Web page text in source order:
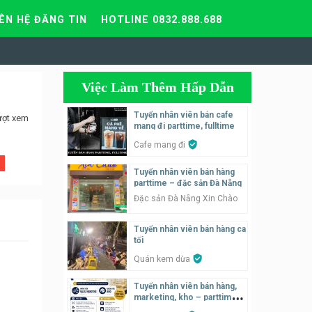
HỆ ĐĂNG TIN HOTLINE 0832.888.688
xem
Việc Làm Thêm Hấp Dẫn
Tuyển nhân viên bán cafe
mang đi parttime, fulltime
Cafe mang đi
Tuyển nhân viên bán hàng
parttime – đặc sản Đà Nẵng
Đặc sản Đà Nẵng Xin Chào
Tuyển nhân viên bán hàng ca
tối
Quán kem dừa
Tuyển nhân viên bán hàng,
marketing, kho – parttime,